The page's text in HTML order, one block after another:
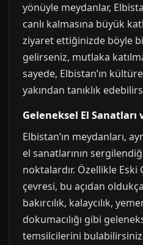
yönüyle meydanlar,
canlı kalmasına büyük
ziyaret ettiğinizde böyle
gelirseniz, mutlaka
sayede, Elbistan’ın
yakından tanıklık
Geleneksel El
Elbistan’ın meydanları,
el sanatlarının
noktalardır. Özellikle Eski
çevresi, bu açıdan
bakırcılık, kalaycılık,
dokumacılığı gibi
temsilcilerini